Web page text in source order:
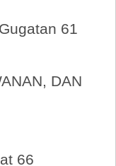
61
DAN
66